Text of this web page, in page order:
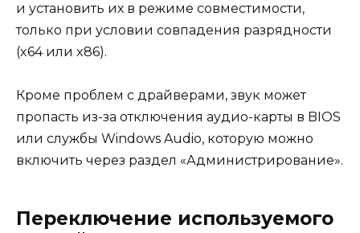
и установить их в режиме совместимости,
только при условии совпадения разрядности
(x64 или x86).
Кроме проблем с драйверами, звук может
пропасть из-за отключения аудио-карты в BIOS
или службы Windows Audio, которую можно
включить через раздел «Администрирование».
Переключение используемого